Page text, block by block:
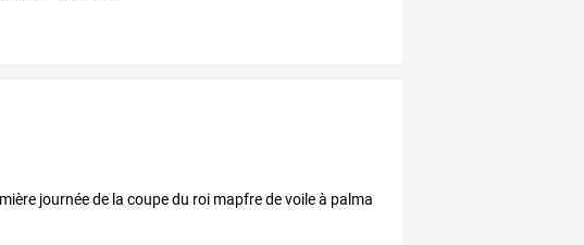
journée de la coupe du roi mapfre de voile à palma